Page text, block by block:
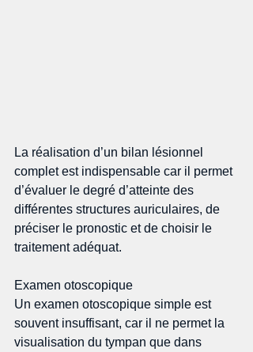
La réalisation d’un bilan lésionnel
complet est indispensable car il permet
d’évaluer le degré d’atteinte des
différentes structures auriculaires, de
préciser le pronostic et de choisir le
traitement adéquat.
Examen otoscopique
Un examen otoscopique simple est
souvent insuffisant, car il ne permet la
visualisation du tympan que dans